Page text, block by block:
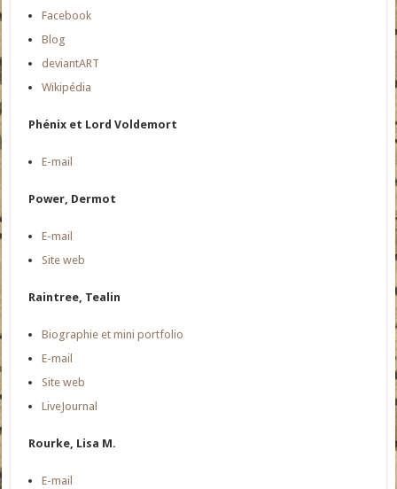
Facebook
Blog
deviantART
Wikipédia
Phénix et Lord Voldemort
E-mail
Power, Dermot
E-mail
Site web
Raintree, Tealin
Biographie et mini portfolio
E-mail
Site web
LiveJournal
Rourke, Lisa M.
E-mail